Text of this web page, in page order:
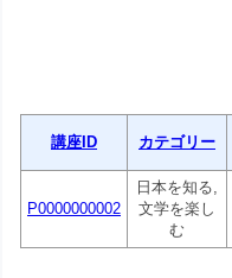
講座ID カテゴリー
P0000000002
日本を知る,
文学を楽し
む